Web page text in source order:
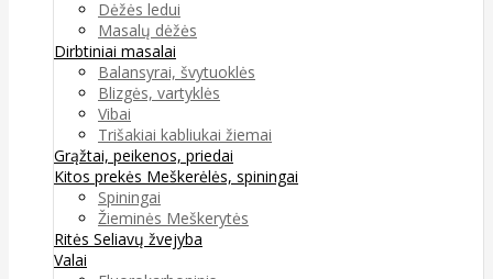
Dėžės ledui
Masalų dėžės
Dirbtiniai masalai
Balansyrai, švytuoklės
Blizgės, vartyklės
Vibai
Trišakiai kabliukai žiemai
Grąžtai, peikenos, priedai
Kitos prekės Meškerėlės, spiningai
Spiningai
Žieminės Meškerytės
Ritės Seliavų žvejyba
Valai